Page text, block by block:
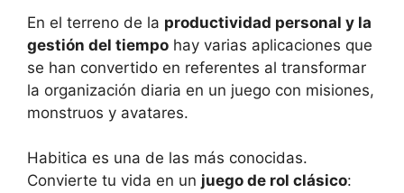
En el terreno de la productividad personal y la
gestión del tiempo hay varias aplicaciones que
se han convertido en referentes al transformar
la organización diaria en un juego con misiones,
monstruos y avatares.
Habitica es una de las más conocidas.
Convierte tu vida en un juego de rol clásico: